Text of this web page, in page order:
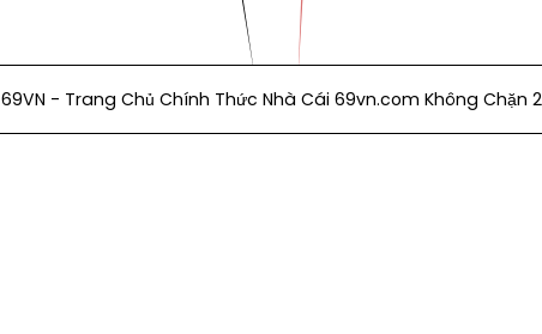
69VN - Trang Chủ Chính Thức Nhà Cái 69vn.com Không Chặn